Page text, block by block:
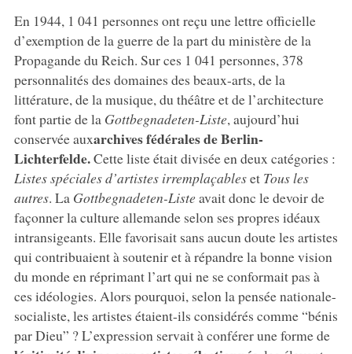
En 1944, 1 041 personnes ont reçu une lettre officielle
d’exemption de la guerre de la part du ministère de la
Propagande du Reich. Sur ces 1 041 personnes, 378
personnalités des domaines des beaux-arts, de la
littérature, de la musique, du théâtre et de l’architecture
font partie de la Gottbegnadeten-Liste, aujourd’hui
conservée auxarchives fédérales de Berlin-
Lichterfelde.Cette liste était divisée en deux catégories :
Listes spéciales d’artistes irremplaçableset Tous les
autres. La Gottbegnadeten-Listeavait donc le devoir de
façonner la culture allemande selon ses propres idéaux
intransigeants. Elle favorisait sans aucun doute les artistes
qui contribuaient à soutenir et à répandre la bonne vision
du monde en réprimant l’art qui ne se conformait pas à
ces idéologies. Alors pourquoi, selon la pensée nationale-
socialiste, les artistes étaient-ils considérés comme “bénis
par Dieu” ? L’expression servait à conférer une forme de